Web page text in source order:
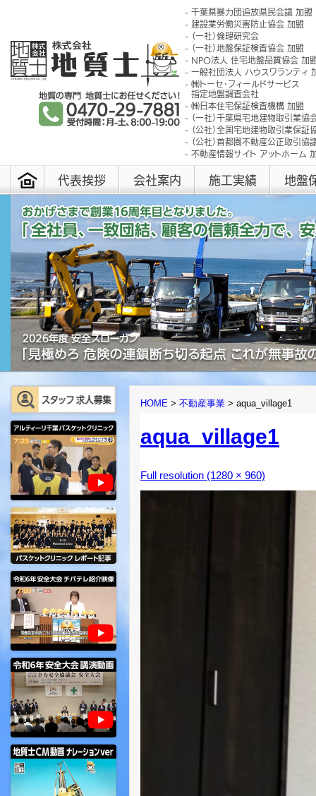
千葉県暴力団追放県民会議 加盟
建設業労働災害防止協会 加盟
（一社）倫理研究会
（一社）地盤保証検査協会 加盟
NPO法人 住宅地盤品質協会 加
一般社団法人 ハウスワランティ
㈱トーセ･フィールドサービス
指定地盤調査会社
㈱日本住宅保証検査機構 加盟
（一社）千葉県宅地建物取引業協
（公社）全国宅地建物取引業保証
（公社）首都圏不動産公正取引協
不動産情報サイト アットホーム
代表挨拶 会社案内 施工実績 地盤
HOME > 不動産事業 > aqua_village1
aqua_village1
Full resolution (1280 × 960)